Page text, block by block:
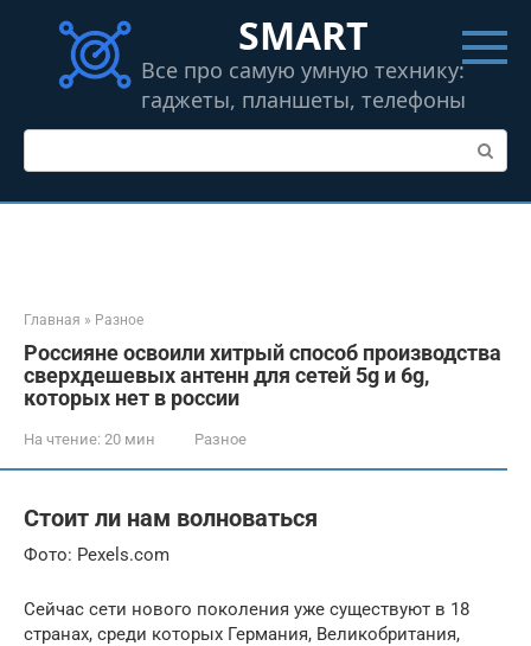
контенту
SMART
Все про самую умную технику:
гаджеты, планшеты, телефоны
Поиск:
Главная » Разное
Россияне освоили хитрый способ производства
сверхдешевых антенн для сетей 5g и 6g,
которых нет в россии
На чтение: 20 мин Разное
Стоит ли нам волноваться
Фото: Pexels.com
Сейчас сети нового поколения уже существуют в 18
странах, среди которых Германия, Великобритания,